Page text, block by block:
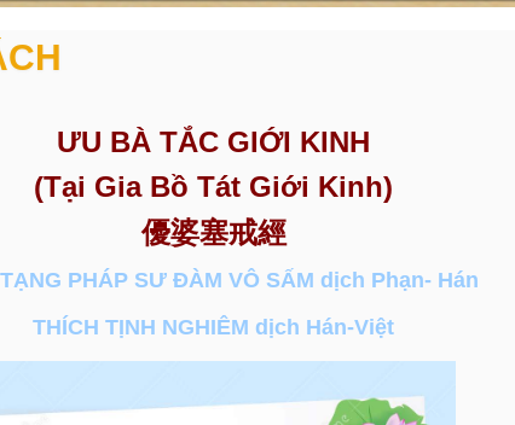
ƯU BÀ TẮC GIỚI KINH
(Tại Gia Bồ Tát Giới Kinh)
優婆塞戒經
PHÁP SƯ ĐÀM VÔ SẤM dịch Phạn- Hán
THÍCH TỊNH NGHIÊM dịch Hán-Việt